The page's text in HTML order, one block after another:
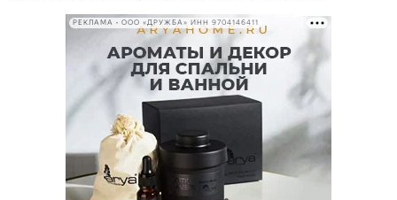
РЕКЛАМА • ООО «ДРУЖБА» ИНН 9704146411